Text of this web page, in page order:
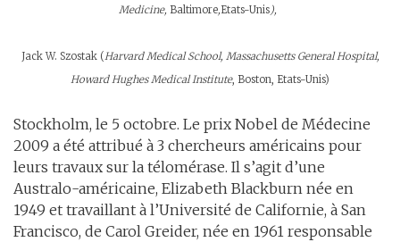
Medicine,Baltimore,Etats-Unis),
Jack W. Szostak (Harvard Medical School, Massachusetts General Hospital,
Howard Hughes Medical Institute, Boston, Etats-Unis)
Stockholm, le 5 octobre. Le prix Nobel de Médecine
2009 a été attribué à 3 chercheurs américains pour
leurs travaux sur la télomérase. Il s’agit d’une
Australo-américaine, Elizabeth Blackburn née en
1949 et travaillant à l’Université de Californie, à San
Francisco, de Carol Greider, née en 1961 responsable